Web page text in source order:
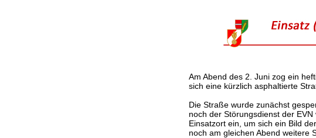
Am Abend des 2. Juni zog ein
sich eine kürzlich asphaltierte
Die Straße wurde zunächst
noch der Störungsdienst der
Einsatzort ein, um sich ein Bild
noch am gleichen Abend weitere